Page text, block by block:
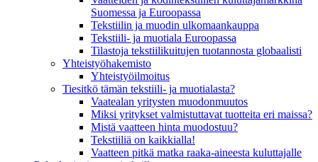
Suomessa ja Euroopassa
Tekstiilin ja muodin ulkomaankauppa
Tekstiili- ja muotiala Euroopassa
Tilastoja tekstiilikuitujen tuotannosta globaalisti
Yhteistyö­hakemisto
Yhteistyöilmoitus
Tiesitkö tämän tekstiili- ja muotialasta?
Vaatealan yritysten muodonmuutos
Miksi yritykset valmistuttavat tuotteita eri maissa?
Mistä vaatteen hinta muodostuu?
Tekstiiliä on kaikkialla!
Vaatteen pitkä matka raaka-aineesta kuluttajalle